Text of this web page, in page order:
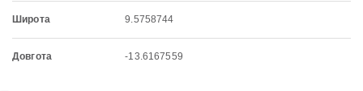
Широта 9.5758744
Довгота -13.6167559